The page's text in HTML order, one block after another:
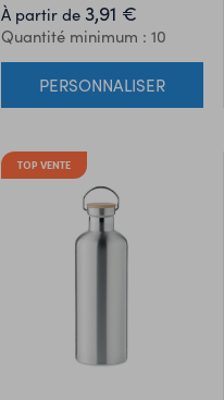
Présenté dans une boîte
individuelle au design
kraft.Manuel dinstructions
disponible en espagnol et en
anglais.
À partir de 3,91 €
Quantité minimum : 10
PERSONNALISER
TOP VENTE